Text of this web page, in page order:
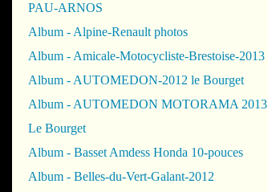
PAU-ARNOS
Album - Alpine-Renault photos
Album - Amicale-Motocycliste-Brestoise-2013
Album - AUTOMEDON-2012 le Bourget
Album - AUTOMEDON MOTORAMA 2013
Le Bourget
Album - Basset Amdess Honda 10-pouces
Album - Belles-du-Vert-Galant-2012